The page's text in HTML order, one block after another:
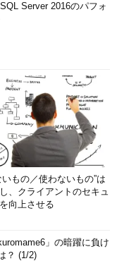
Server 2016のパフォ
いもの／使わないもの”は
、クライアントのセキュ
向上させる
」の暗躍に負け
？ (1/2)